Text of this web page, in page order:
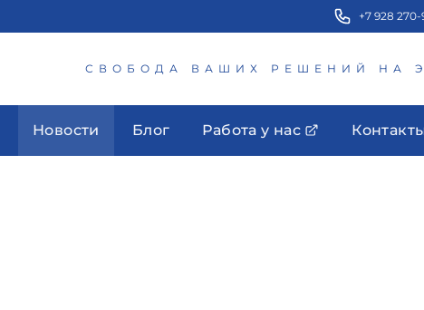
+7 928 270-
СВОБОДА ВАШИХ РЕШЕНИЙ НА
Новости Блог Работа у нас